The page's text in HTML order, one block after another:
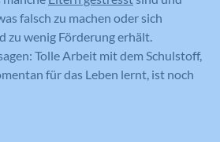
falsch zu machen oder sich
zu wenig Förderung erhält.
Tolle Arbeit mit dem Schulstoff,
für das Leben lernt, ist noch